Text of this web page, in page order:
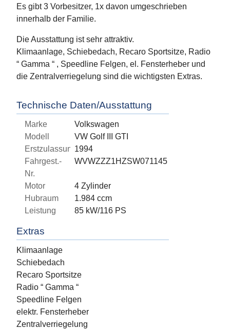
Es gibt 3 Vorbesitzer, 1x davon umgeschrieben
innerhalb der Familie.
Die Ausstattung ist sehr attraktiv.
Klimaanlage, Schiebedach, Recaro Sportsitze, Radio
“ Gamma “ , Speedline Felgen, el. Fensterheber und
die Zentralverriegelung sind die wichtigsten Extras.
Technische Daten/Ausstattung
Marke
Volkswagen
Modell
VW Golf III GTI
Erstzulassung1994
Fahrgest.-
Nr.
WVWZZZ1HZSW071145
Motor
4 Zylinder
Hubraum
1.984 ccm
Leistung
85 kW/116 PS
Extras
Klimaanlage
Schiebedach
Recaro Sportsitze
Radio “ Gamma “
Speedline Felgen
elektr. Fensterheber
Zentralverriegelung